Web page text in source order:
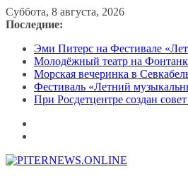
Перейти
к
Суббота, 8 августа, 2026
Последние:
Эми Питерс на Фестивале
Молодёжный театр на
Морская вечеринка в
Фестиваль «Летний
При Росдетцентре создан